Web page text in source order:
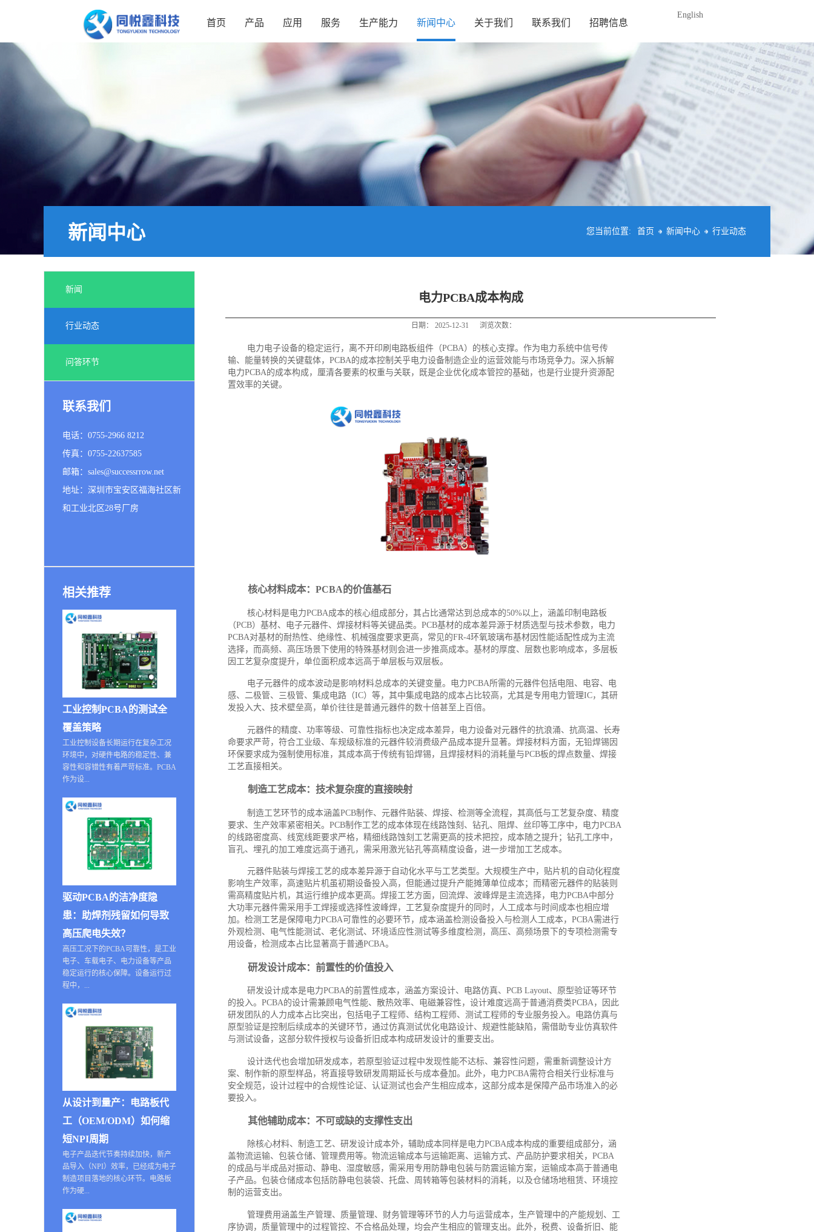
首页 产品 应用 服务 生产能力 新闻中心 关于我们 联系我们 招聘信息
English
您当前位置: 首页 新闻中心 行业动态
新闻中心
新闻
行业动态
问答环节
联系我们
电话：0755-2966 8212
传真：0755-22637585
邮箱：sales@successrrow.net
地址：深圳市宝安区福海社区新
和工业北区28号厂房
相关推荐
工业控制PCBA的测试全
覆盖策略
工业控制设备长期运行在复杂工况
环境中，对硬件电路的稳定性、兼
容性和容错性有着严苛标准。PCBA
作为设...
驱动PCBA的洁净度隐
患：助焊剂残留如何导致
高压爬电失效？
高压工况下的PCBA可靠性，是工业
电子、车载电子、电力设备等产品
稳定运行的核心保障。设备运行过
程中，...
从设计到量产：电路板代
工（OEM/ODM）如何缩
短NPI周期
电子产品迭代节奏持续加快，新产
品导入（NPI）效率，已经成为电子
制造项目落地的核心环节。电路板
作为硬...
电力PCBA成本构成
日期： 2025-12-31 浏览次数：
电力电子设备的稳定运行，离不开印刷电路板组件（PCBA）的核心支撑。作为电力系统中信号传
输、能量转换的关键载体，PCBA的成本控制关乎电力设备制造企业的运营效能与市场竞争力。深入拆解
电力PCBA的成本构成，厘清各要素的权重与关联，既是企业优化成本管控的基础，也是行业提升资源配
置效率的关键。
核心材料成本：PCBA的价值基石
核心材料是电力PCBA成本的核心组成部分，其占比通常达到总成本的50%以上，涵盖印制电路板
（PCB）基材、电子元器件、焊接材料等关键品类。PCB基材的成本差异源于材质选型与技术参数，电力
PCBA对基材的耐热性、绝缘性、机械强度要求更高，常见的FR-4环氧玻璃布基材因性能适配性成为主流
选择，而高频、高压场景下使用的特殊基材则会进一步推高成本。基材的厚度、层数也影响成本，多层板
因工艺复杂度提升，单位面积成本远高于单层板与双层板。
电子元器件的成本波动是影响材料总成本的关键变量。电力PCBA所需的元器件包括电阻、电容、电
感、二极管、三极管、集成电路（IC）等，其中集成电路的成本占比较高，尤其是专用电力管理IC，其研
发投入大、技术壁垒高，单价往往是普通元器件的数十倍甚至上百倍。
元器件的精度、功率等级、可靠性指标也决定成本差异，电力设备对元器件的抗浪涌、抗高温、长寿
命要求严苛，符合工业级、车规级标准的元器件较消费级产品成本提升显著。焊接材料方面，无铅焊锡因
环保要求成为强制使用标准，其成本高于传统有铅焊锡，且焊接材料的消耗量与PCB板的焊点数量、焊接
工艺直接相关。
制造工艺成本：技术复杂度的直接映射
制造工艺环节的成本涵盖PCB制作、元器件贴装、焊接、检测等全流程，其高低与工艺复杂度、精度
要求、生产效率紧密相关。PCB制作工艺的成本体现在线路蚀刻、钻孔、阻焊、丝印等工序中，电力PCBA
的线路密度高、线宽线距要求严格，精细线路蚀刻工艺需更高的技术把控，成本随之提升；钻孔工序中，
盲孔、埋孔的加工难度远高于通孔，需采用激光钻孔等高精度设备，进一步增加工艺成本。
元器件贴装与焊接工艺的成本差异源于自动化水平与工艺类型。大规模生产中，贴片机的自动化程度
影响生产效率，高速贴片机虽初期设备投入高，但能通过提升产能摊薄单位成本；而精密元器件的贴装则
需高精度贴片机，其运行维护成本更高。焊接工艺方面，回流焊、波峰焊是主流选择，电力PCBA中部分
大功率元器件需采用手工焊接或选择性波峰焊，工艺复杂度提升的同时，人工成本与时间成本也相应增
加。检测工艺是保障电力PCBA可靠性的必要环节，成本涵盖检测设备投入与检测人工成本，PCBA需进行
外观检测、电气性能测试、老化测试、环境适应性测试等多维度检测，高压、高频场景下的专项检测需专
用设备，检测成本占比显著高于普通PCBA。
研发设计成本：前置性的价值投入
研发设计成本是电力PCBA的前置性成本，涵盖方案设计、电路仿真、PCB Layout、原型验证等环节
的投入。PCBA的设计需兼顾电气性能、散热效率、电磁兼容性，设计难度远高于普通消费类PCBA，因此
研发团队的人力成本占比突出，包括电子工程师、结构工程师、测试工程师的专业服务投入。电路仿真与
原型验证是控制后续成本的关键环节，通过仿真测试优化电路设计、规避性能缺陷，需借助专业仿真软件
与测试设备，这部分软件授权与设备折旧成本构成研发设计的重要支出。
设计迭代也会增加研发成本，若原型验证过程中发现性能不达标、兼容性问题，需重新调整设计方
案、制作新的原型样品，将直接导致研发周期延长与成本叠加。此外，电力PCBA需符合相关行业标准与
安全规范，设计过程中的合规性论证、认证测试也会产生相应成本，这部分成本是保障产品市场准入的必
要投入。
其他辅助成本：不可或缺的支撑性支出
除核心材料、制造工艺、研发设计成本外，辅助成本同样是电力PCBA成本构成的重要组成部分，涵
盖物流运输、包装仓储、管理费用等。物流运输成本与运输距离、运输方式、产品防护要求相关，PCBA
的成品与半成品对振动、静电、湿度敏感，需采用专用防静电包装与防震运输方案，运输成本高于普通电
子产品。包装仓储成本包括防静电包装袋、托盘、周转箱等包装材料的消耗，以及仓储场地租赁、环境控
制的运营支出。
管理费用涵盖生产管理、质量管理、财务管理等环节的人力与运营成本，生产管理中的产能规划、工
序协调，质量管理中的过程管控、不合格品处理，均会产生相应的管理支出。此外，税费、设备折旧、能